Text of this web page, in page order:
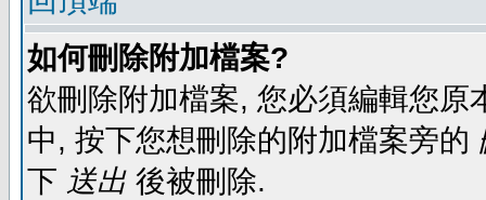
如何刪除附加檔案?
欲刪除附加檔案, 您必須編輯您
中, 按下您想刪除的附加檔案旁的
下 送出 後被刪除.